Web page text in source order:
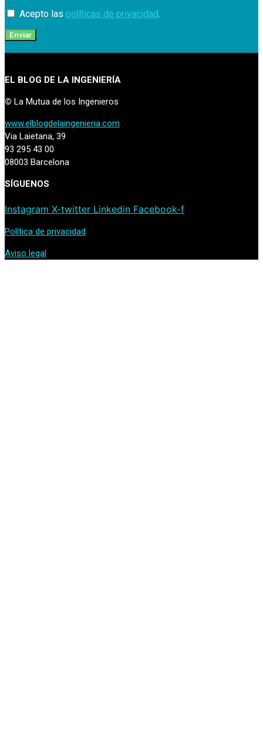
Acepto las políticas de privacidad.
Enviar
EL BLOG DE LA INGENIERÍA
© La Mutua de los Ingenieros
www.elblogdelaingenieria.com
Via Laietana, 39
93 295 43 00
08003 Barcelona
SÍGUENOS
Instagram X-twitter Linkedin Facebook-f
Política de privacidad
Aviso legal